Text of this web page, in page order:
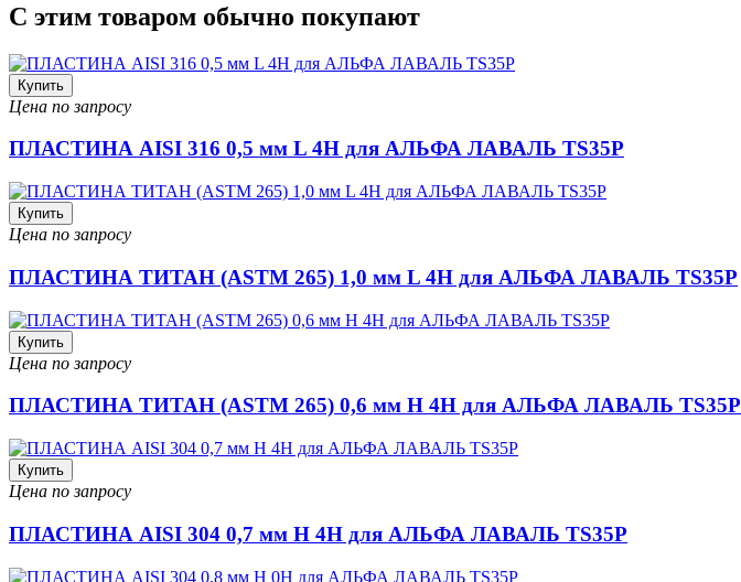
С этим товаром обычно покупают
Купить
Цена по запросу
ПЛАСТИНА AISI 316 0,5 мм L 4H для АЛЬФА ЛАВАЛЬ TS35P
Купить
Цена по запросу
ПЛАСТИНА ТИТАН (ASTM 265) 1,0 мм L 4H для АЛЬФА ЛАВАЛЬ TS35P
Купить
Цена по запросу
ПЛАСТИНА ТИТАН (ASTM 265) 0,6 мм H 4H для АЛЬФА ЛАВАЛЬ TS35P
Купить
Цена по запросу
ПЛАСТИНА AISI 304 0,7 мм H 4H для АЛЬФА ЛАВАЛЬ TS35P